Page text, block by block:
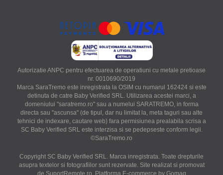
Autorizatie ANPC pentru efectuarea de operatiuni cu metale pretioase
nr. 0010690/2019
Marca SaraTremo este inregistrata la OSIM cu numarul 162424 si este
detinuta de catre Baby Verified SRL. Utilizarea acestei marci, a
domeniului "saratremo.ro" sau a numelui SARATREMO, in forma
directa sau "ascunsa" (de tipul, dar nu limitat la, meta taguri sau alte
tehnici de indexare, cautare web) fara permisiunea prealabila scrisa a
SC Baby Verified SRL este interzisa si se pedepseste conform legii.
©SaraTremo.ro
Copyright SC Baby Verified SRL. Marca inregistrata. Toate drepturile
asupra textelor si fotografiilor sunt rezervate. Site realizat si promovat